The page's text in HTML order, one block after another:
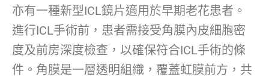
亦有一種新型ICL鏡片適用於早期老花患者。
進行ICL手術前，患者需接受角膜內皮細胞密
度及前房深度檢查，以確保符合ICL手術的條
件。角膜是一層透明組織，覆蓋虹膜前方，共